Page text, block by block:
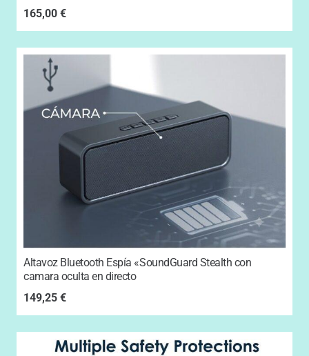
165,00 €
Altavoz Bluetooth Espía «SoundGuard Stealth con
camara oculta en directo
149,25 €